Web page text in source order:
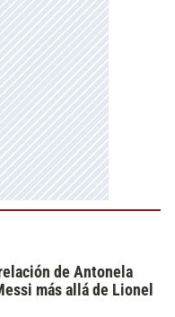
de Antonela
más allá de Lionel